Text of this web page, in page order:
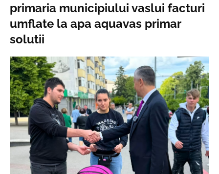
primaria municipiului vaslui facturi
umflate la apa aquavas primar
solutii